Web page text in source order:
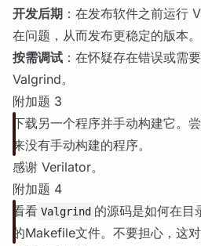
开发后期 ：在发布软件之前运行
在问题，从而发布更稳定的版本。
按需调试 ：在怀疑存在错误或需
Valgrind。
附加题 3
下载另一个程序并手动构建它。
来没有手动构建的程序。
感谢 Verilator。
附加题 4
看看 Valgrind 的源码是如何在目
的Makefile文件。不要担心，这